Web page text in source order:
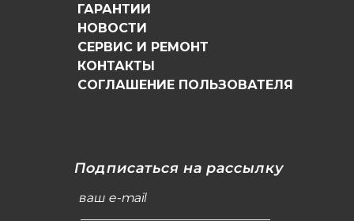
ГАРАНТИИ
НОВОСТИ
СЕРВИС И РЕМОНТ
КОНТАКТЫ
СОГЛАШЕНИЕ ПОЛЬЗОВАТЕЛЯ
Подписаться на рассылку
ваш e-mail